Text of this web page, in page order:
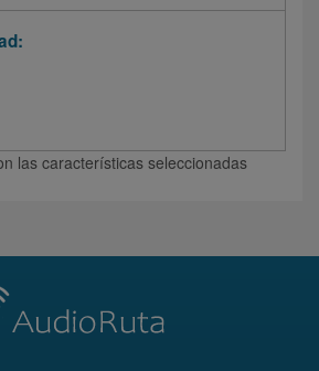
las características seleccionadas